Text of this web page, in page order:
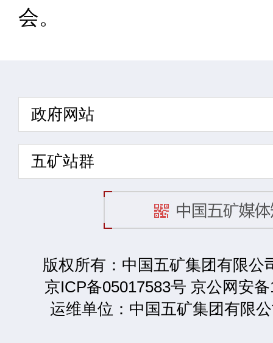
会。
政府网站
五矿站群
版权所有：中国五矿集团有限公
京ICP备05017583号 京公网安
运维单位：中国五矿集团有限